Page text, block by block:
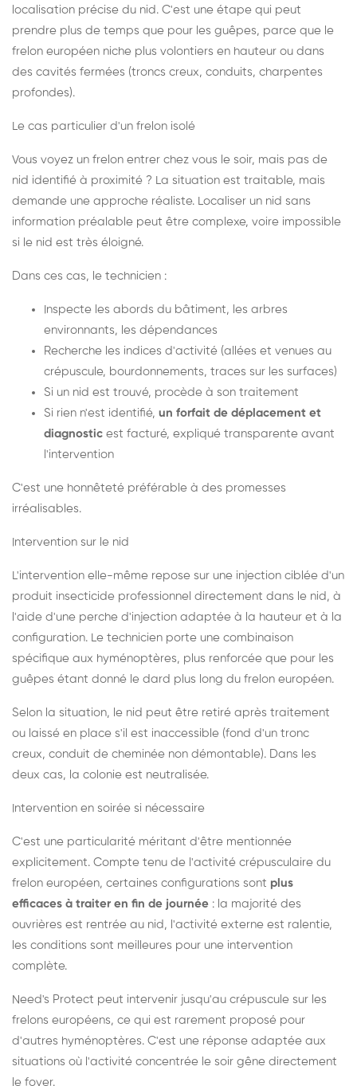
localisation précise du nid. C'est une étape qui peut
prendre plus de temps que pour les guêpes, parce que le
frelon européen niche plus volontiers en hauteur ou dans
des cavités fermées (troncs creux, conduits, charpentes
profondes).
Le cas particulier d'un frelon isolé
Vous voyez un frelon entrer chez vous le soir, mais pas de
nid identifié à proximité ? La situation est traitable, mais
demande une approche réaliste. Localiser un nid sans
information préalable peut être complexe, voire impossible
si le nid est très éloigné.
Dans ces cas, le technicien :
Inspecte les abords du bâtiment, les arbres
environnants, les dépendances
Recherche les indices d'activité (allées et venues au
crépuscule, bourdonnements, traces sur les surfaces)
Si un nid est trouvé, procède à son traitement
Si rien n'est identifié, un forfait de déplacement et
diagnostic est facturé, expliqué transparente avant
l'intervention
C'est une honnêteté préférable à des promesses
irréalisables.
Intervention sur le nid
L'intervention elle-même repose sur une injection ciblée d'un
produit insecticide professionnel directement dans le nid, à
l'aide d'une perche d'injection adaptée à la hauteur et à la
configuration. Le technicien porte une combinaison
spécifique aux hyménoptères, plus renforcée que pour les
guêpes étant donné le dard plus long du frelon européen.
Selon la situation, le nid peut être retiré après traitement
ou laissé en place s'il est inaccessible (fond d'un tronc
creux, conduit de cheminée non démontable). Dans les
deux cas, la colonie est neutralisée.
Intervention en soirée si nécessaire
C'est une particularité méritant d'être mentionnée
explicitement. Compte tenu de l'activité crépusculaire du
frelon européen, certaines configurations sont plus
efficaces à traiter en fin de journée : la majorité des
ouvrières est rentrée au nid, l'activité externe est ralentie,
les conditions sont meilleures pour une intervention
complète.
Need's Protect peut intervenir jusqu'au crépuscule sur les
frelons européens, ce qui est rarement proposé pour
d'autres hyménoptères. C'est une réponse adaptée aux
situations où l'activité concentrée le soir gêne directement
le foyer.